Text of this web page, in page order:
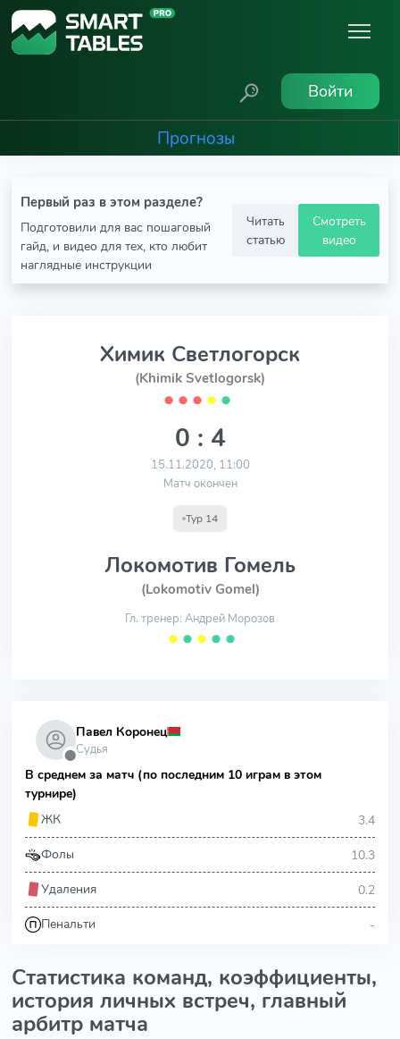
Войти
Прогнозы
Первый раз в этом разделе?
Подготовили для вас пошаговый
гайд, и видео для тех, кто любит
наглядные инструкции
Читать
статью
Смотреть
видео
Химик Светлогорск
(Khimik Svetlogorsk)
⬤ ⬤ ⬤ ⬤ ⬤
0 : 4
15.11.2020, 11:00
Матч окончен
Тур 14
Локомотив Гомель
(Lokomotiv Gomel)
Гл. тренер: Андрей Морозов
⬤ ⬤ ⬤ ⬤ ⬤
⬤
Павел Коронец
Судья
В среднем за матч (по последним 10 играм в этом
турнире)
ЖК
3.4
Фолы 10.3
Удаления 0.2
Пенальти -
Статистика команд, коэффициенты,
история личных встреч, главный
арбитр матча